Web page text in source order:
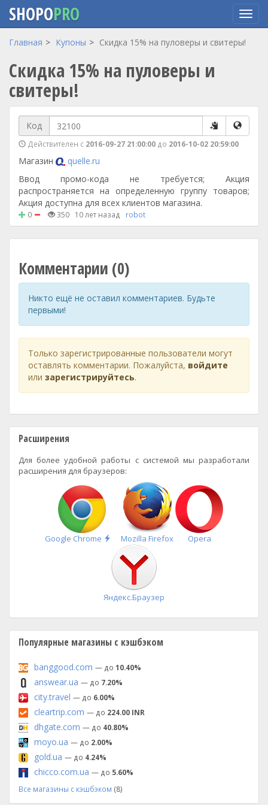
Перейти
основному
содержанию
SHOPOPRO
Главная Купоны Скидка 15% на пуловеры и свитеры!
Скидка 15% на пуловеры и
свитеры!
Код
Действителен с 2016-09-27 21:00:00 до 2016-10-02 20:59:00
Магазин
quelle.ru
Ввод промо-кода не требуется; Акция
распространяется на определенную группу товаров;
Акция доступна для всех клиентов магазина.
0 350 10 лет назад robot
Комментарии (0)
Никто ещё не оставил комментариев. Будьте
первыми!
Только зарегистрированные пользователи могут
оставлять комментарии. Пожалуйста, войдите
или зарегистрируйтесь.
Расширения
Для более удобной работы с системой мы разработали
расширения для браузеров:
Google Chrome
Быстрая
установка
Mozilla Firefox Opera
Яндекс.Браузер
Популярные магазины с кэшбэком
banggood.com — до 10.40%
answear.ua — до 7.20%
city.travel — до 6.00%
cleartrip.com — до 224.00 INR
dhgate.com — до 40.80%
moyo.ua — до 2.00%
gold.ua — до 4.24%
chicco.com.ua — до 5.60%
Все магазины с кэшбэком (8)